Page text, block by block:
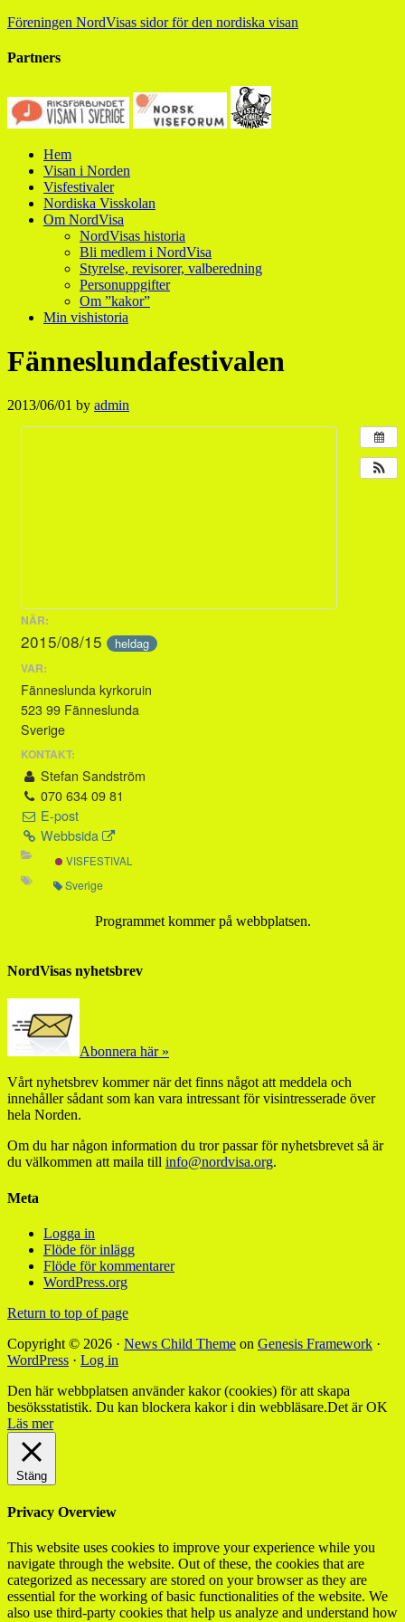
Föreningen NordVisas sidor för den nordiska visan
Partners
Hem
Visan i Norden
Visfestivaler
Nordiska Visskolan
Om NordVisa
NordVisas historia
Bli medlem i NordVisa
Styrelse, revisorer, valberedning
Personuppgifter
Om ”kakor”
Min vishistoria
Fänneslundafestivalen
2013/06/01 by admin
NÄR:
2015/08/15 heldag
VAR:
Fänneslunda kyrkoruin
523 99 Fänneslunda
Sverige
KONTAKT:
Stefan Sandström
070 634 09 81
E-post
Webbsida
VISFESTIVAL
Sverige
Programmet kommer på webbplatsen.
NordVisas nyhetsbrev
Abonnera här »
Vårt nyhetsbrev kommer när det finns något att meddela och
innehåller sådant som kan vara intressant för visintresserade över
hela Norden.
Om du har någon information du tror passar för nyhetsbrevet så är
du välkommen att maila till info@nordvisa.org.
Meta
Logga in
Flöde för inlägg
Flöde för kommentarer
WordPress.org
Return to top of page
Copyright © 2026 · News Child Theme on Genesis Framework ·
WordPress · Log in
Den här webbplatsen använder kakor (cookies) för att skapa
besöksstatistik. Du kan blockera kakor i din webbläsare.Det är OK
Läs mer
Stäng
Privacy Overview
This website uses cookies to improve your experience while you
navigate through the website. Out of these, the cookies that are
categorized as necessary are stored on your browser as they are
essential for the working of basic functionalities of the website. We
also use third-party cookies that help us analyze and understand how